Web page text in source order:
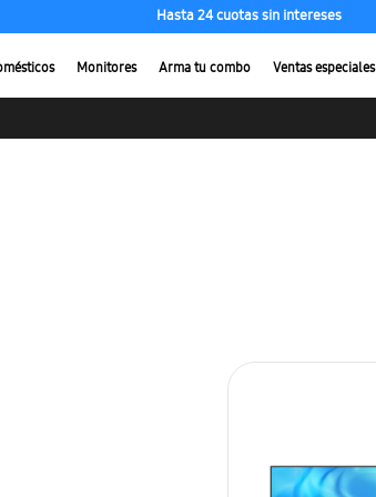
Hasta 24 cuotas sin intereses
Monitores Arma tu combo Ventas especiales